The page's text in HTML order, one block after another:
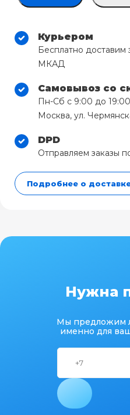
Курьером
Бесплатно доставим
МКАД
Самовывоз со
Пн-Сб с 9:00 до 19:00
Москва, ул.
DPD
Отправляем заказы
Подробнее о
Нужна
Мы предложим
именно для